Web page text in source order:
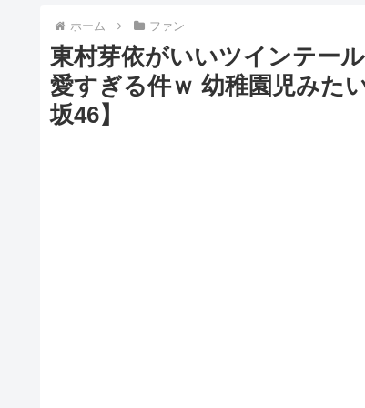
ホーム ファン
東村芽依がいいツインテー
愛すぎる件ｗ 幼稚園児みた
坂46】